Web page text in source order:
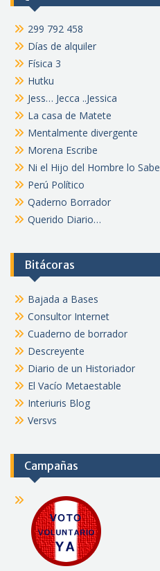
299 792 458
Días de alquiler
Física 3
Hutku
Jess… Jecca ..Jessica
La casa de Matete
Mentalmente divergente
Morena Escribe
Ni el Hijo del Hombre lo Sabe
Perú Político
Qaderno Borrador
Querido Diario…
Bitácoras
Bajada a Bases
Consultor Internet
Cuaderno de borrador
Descreyente
Diario de un Historiador
El Vacío Metaestable
Interiuris Blog
Versvs
Campañas